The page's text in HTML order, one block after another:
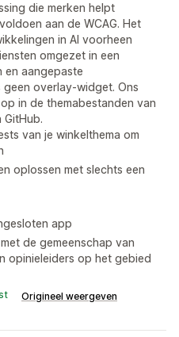
die merken helpt
aan de WCAG. Het
in AI voorheen
omgezet in een
aangepaste
overlay-widget. Ons
in de themabestanden van
van je winkelthema om
oplossen met slechts een
app
de gemeenschap van
opinieleiders op het gebied
Origineel weergeven